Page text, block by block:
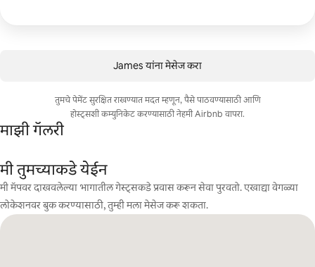
James यांना मेसेज करा
तुमचे पेमेंट सुरक्षित राखण्यात मदत म्हणून, पैसे पाठवण्यासाठी आणि
होस्ट्सशी कम्युनिकेट करण्यासाठी नेहमी Airbnb वापरा.
माझी गॅलरी
मी तुमच्याकडे येईन
मी मॅपवर दाखवलेल्या भागातील गेस्ट्सकडे प्रवास करून सेवा पुरवतो. एखाद्या वेगळ्या
लोकेशनवर बुक करण्यासाठी, तुम्ही मला मेसेज करू शकता.